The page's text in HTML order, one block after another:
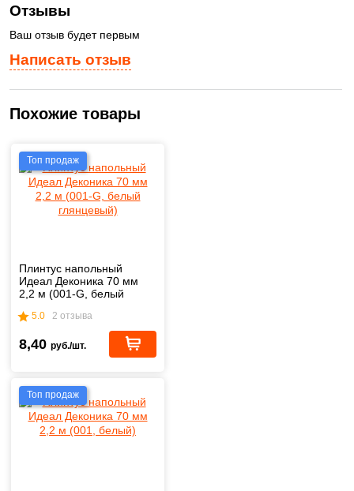
Написать отзыв
Отзывы
Ваш отзыв будет первым
Похожие товары
Топ продаж
Плинтус напольный
Идеал Деконика 70 мм
2,2 м (001-G, белый
5.0 2 отзыва
8,40 руб./шт.
Топ продаж